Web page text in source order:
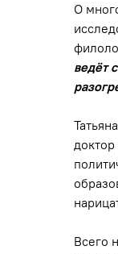
О
ведёт
Всего